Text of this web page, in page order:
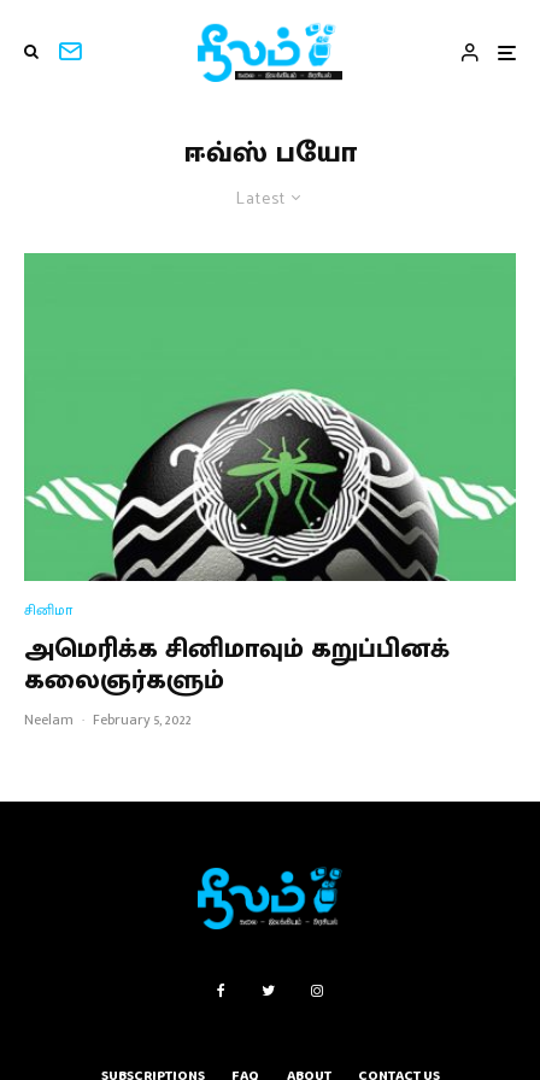
ஈவ்ஸ் பயோ
Latest
சினிமா
அமெரிக்க சினிமாவும் கறுப்பினக்
கலைஞர்களும்
Neelam · February 5, 2022